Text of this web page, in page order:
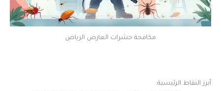
مكافحة حشرات العارض الرياض
أبرز النقاط الرئيسية: